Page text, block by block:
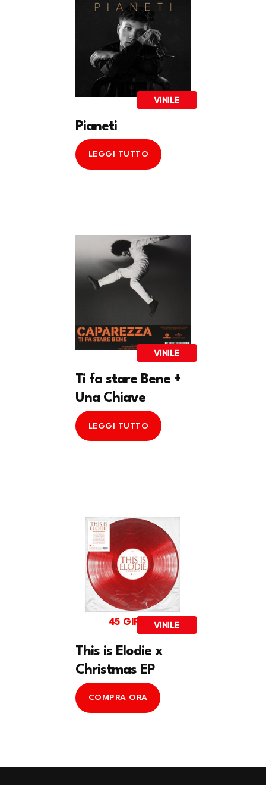
VINILE
Pianeti
LEGGI TUTTO
VINILE
Ti fa stare Bene +
Una Chiave
LEGGI TUTTO
45 GIRI VINILE
This is Elodie x
Christmas EP
COMPRA ORA